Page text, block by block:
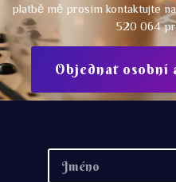
platbě mě prosím kontaktujte
520 064
Objednat osobní